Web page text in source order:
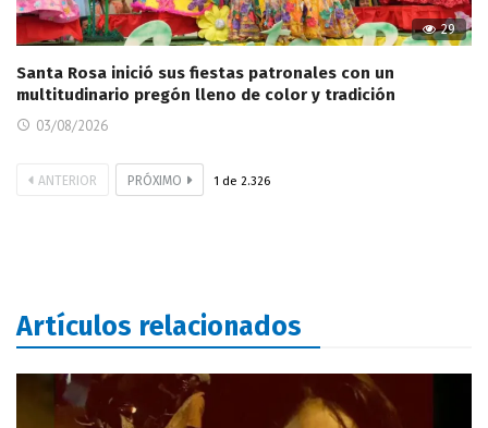
29
Santa Rosa inició sus fiestas patronales con un
multitudinario pregón lleno de color y tradición
03/08/2026
ANTERIOR PRÓXIMO 1 de 2.326
Artículos relacionados